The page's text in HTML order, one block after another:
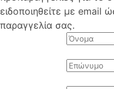
ειδοποιηθείτε με email
παραγγελία σας.